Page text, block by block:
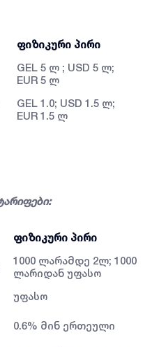
ფიზიკური პირი
GEL 5 ლ ; USD 5 ლ;
EUR 5 ლ
GEL 1.0; USD 1.5 ლ;
EUR 1.5 ლ
ფიზიკური პირი
1000 ლარამდე 2ლ; 1000
ლარიდან უფასო
უფასო
0.6% მინ ერთეული